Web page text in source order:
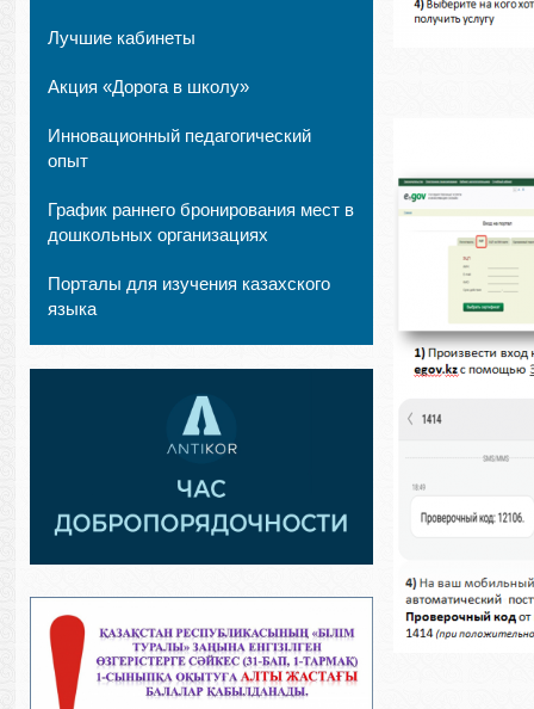
Лучшие кабинеты
Акция «Дорога в школу»
Инновационный педагогический
опыт
График раннего бронирования мест в
дошкольных организациях
Порталы для изучения казахского
языка